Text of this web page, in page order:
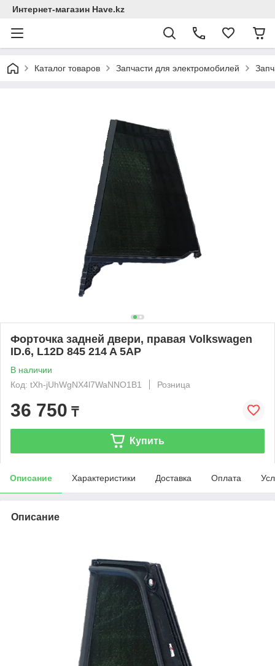
Интернет-магазин Have.kz
Каталог товаров Запчасти для электромобилей
Форточка задней двери, правая Volkswagen
ID.6, L12D 845 214 A 5AP
В наличии
Код: tXh-jUhWgNX4l7WaNNO1B1
Розница
36 750 ₸
Купить
Описание Характеристики Доставка Оплата
Описание